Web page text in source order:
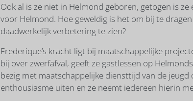
Ook al is ze niet in Helmond geboren, getogen is
voor Helmond. Hoe geweldig is het om bij te
daadwerkelijk verbetering te zien?
Frederique’s kracht ligt bij maatschappelijke
bij over zwerfafval, geeft ze gastlessen op
bezig met maatschappelijke diensttijd van de jeugd
enthousiasme uiten en ze neemt iedereen hierin